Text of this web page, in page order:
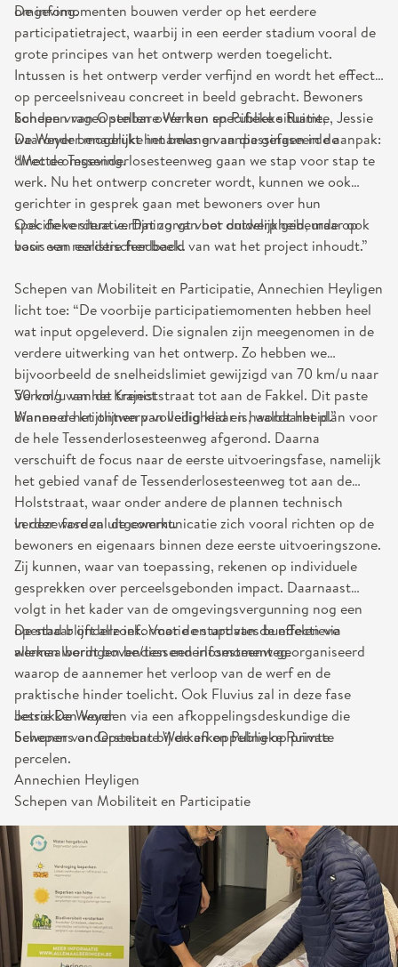
omgeving.
De infomomenten bouwen verder op het eerdere
participatietraject, waarbij in een eerder stadium vooral de
grote principes van het ontwerp werden toegelicht.
Intussen is het ontwerp verder verfijnd en wordt het effect
op perceelsniveau concreet in beeld gebracht. Bewoners
konden vragen stellen over hun specifieke situatie,
waaronder mogelijke innames en aanpassingen in de
directe omgeving.
Schepen van Openbare Werken en Publieke Ruimte, Jessie
De Weyer benadrukt het belang van die gefaseerde aanpak:
“Met de Tessenderlosesteenweg gaan we stap voor stap te
werk. Nu het ontwerp concreter wordt, kunnen we ook
gerichter in gesprek gaan met bewoners over hun
specifieke situatie. Dat zorgt voor duidelijkheid, maar ook
voor een realistischer beeld van wat het project inhoudt.”
Ook de verdere verfijning van het ontwerp gebeurde op
basis van eerdere feedback.
Schepen van Mobiliteit en Participatie, Annechien Heyligen
licht toe: “De voorbije participatiemomenten hebben heel
wat input opgeleverd. Die signalen zijn meegenomen in de
verdere uitwerking van het ontwerp. Zo hebben we
bijvoorbeeld de snelheidslimiet gewijzigd van 70 km/u naar
50 km/u van de Kreniststraat tot aan de Fakkel. Dit paste
binnen de krijtlijnen van veiligheid en haalbaarheid.”
Vervolg van het traject
Wanneer het ontwerp volledig klaar is, wordt het plan voor
de hele Tessenderlosesteenweg afgerond. Daarna
verschuift de focus naar de eerste uitvoeringsfase, namelijk
het gebied vanaf de Tessenderlosesteenweg tot aan de
Holststraat, waar onder andere de plannen technisch
verder worden uitgewerkt.
In deze fase zal de communicatie zich vooral richten op de
bewoners en eigenaars binnen deze eerste uitvoeringszone.
Zij kunnen, waar van toepassing, rekenen op individuele
gesprekken over perceelsgebonden impact. Daarnaast
volgt in het kader van de omgevingsvergunning nog een
openbaar onderzoek. Voor de start van de effectieve
werken wordt bovendien een infomoment georganiseerd
waarop de aannemer het verloop van de werf en de
praktische hinder toelicht. Ook Fluvius zal in deze fase
betrokken worden via een afkoppelingsdeskundige die
bewoners ondersteunt bij de afkoppeling op private
percelen.
De stad blijft alle informatie en updates bundelen via
allemaalberingen.be/tessenderlosesteenweg.
Jessie De Weyer
Schepen van Openbare Werken en Publieke Ruimte
Annechien Heyligen
Schepen van Mobiliteit en Participatie